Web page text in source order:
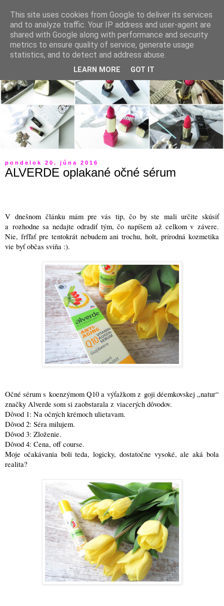
pondelok 20. júna 2016
ALVERDE oplakané očné sérum
V dnešnom článku mám pre vás tip, čo by ste mali určite skúsiť
a rozhodne sa nedajte odradiť tým, čo napíšem až celkom v závere.
Nie, frfľať pre tentokrát nebudem ani trochu, holt, prírodná kozmetika
vie byť občas sviňa :).
Očné sérum s koenzýmom Q10 a výťažkom z goji déemkovskej „natur“
značky Alverde som si zaobstarala z viacerých dôvodov.
Dôvod 1: Na očných krémoch ulietavam.
Dôvod 2: Séra milujem.
Dôvod 3: Zloženie.
Dôvod 4: Cena, off course.
Moje očakávania boli teda, logicky, dostatočne vysoké, ale aká bola
realita?
This site uses cookies from Google to deliver its services
and to analyze traffic. Your IP address and user-agent are
shared with Google along with performance and security
metrics to ensure quality of service, generate usage
statistics, and to detect and address abuse.
LEARN MORE GOT IT